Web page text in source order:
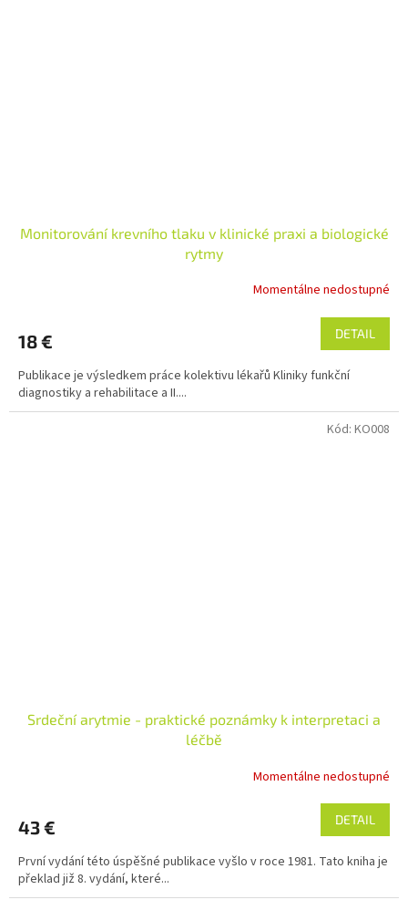
Monitorování krevního tlaku v klinické praxi a biologické
rytmy
Momentálne nedostupné
18 € DETAIL
Publikace je výsledkem práce kolektivu lékařů Kliniky funkční
diagnostiky a rehabilitace a II....
Srdeční arytmie - praktické poznámky k interpretaci a
léčbě
Momentálne nedostupné
43 € DETAIL
První vydání této úspěšné publikace vyšlo v roce 1981. Tato kniha je
překlad již 8. vydání, které...
Kód: KO008